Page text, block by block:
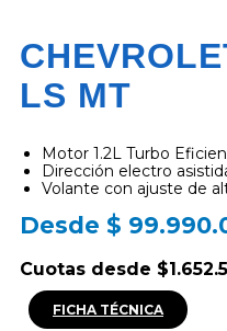
LS MT
Motor 1.2L Turbo
Dirección electro
Volante con ajuste de
Desde $
Cuotas desde
FICHA TÉCNICA